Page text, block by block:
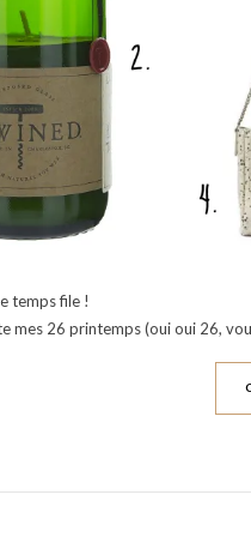
temps file !
mes 26 printemps (oui oui 26,